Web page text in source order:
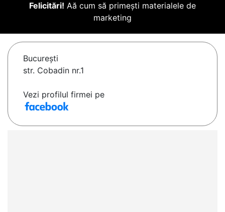
Felicitări! Aă cum să primești materialele de
marketing
Bucureşti
str. Cobadin nr.1
Vezi profilul firmei pe